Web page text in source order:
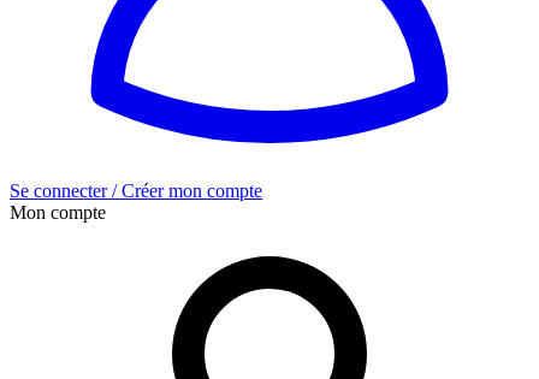
Se connecter / Créer mon compte
Mon compte